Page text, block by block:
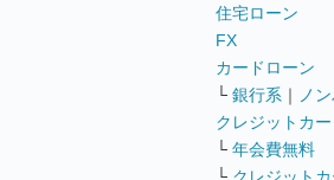
住宅ローン
FX
カードローン
└ 銀行系 ｜
ノ
クレジットカー
└ 年会費無料